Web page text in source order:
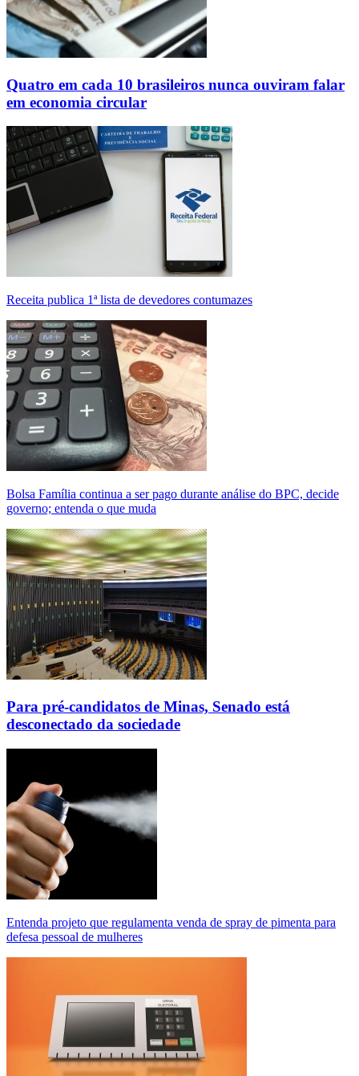
Quatro em cada 10 brasileiros nunca ouviram falar
em economia circular
Receita publica 1ª lista de devedores contumazes
Bolsa Família continua a ser pago durante análise do BPC, decide
governo; entenda o que muda
Para pré-candidatos de Minas, Senado está
desconectado da sociedade
Entenda projeto que regulamenta venda de spray de pimenta para
defesa pessoal de mulheres